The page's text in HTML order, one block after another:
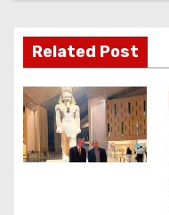
d
e
l
’
a
Related Post